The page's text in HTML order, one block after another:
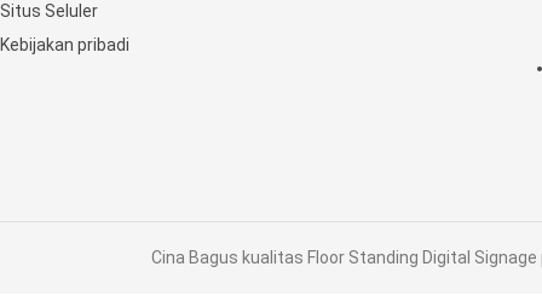
Situs Seluler
Kebijakan pribadi
Cina Bagus kualitas Floor Standing Digital